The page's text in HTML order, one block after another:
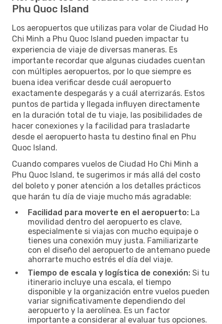
Phu Quoc Island
Los aeropuertos que utilizas para volar de Ciudad Ho
Chi Minh a Phu Quoc Island pueden impactar tu
experiencia de viaje de diversas maneras. Es
importante recordar que algunas ciudades cuentan
con múltiples aeropuertos, por lo que siempre es
buena idea verificar desde cuál aeropuerto
exactamente despegarás y a cuál aterrizarás. Estos
puntos de partida y llegada influyen directamente
en la duración total de tu viaje, las posibilidades de
hacer conexiones y la facilidad para trasladarte
desde el aeropuerto hasta tu destino final en Phu
Quoc Island.
Cuando compares vuelos de Ciudad Ho Chi Minh a
Phu Quoc Island, te sugerimos ir más allá del costo
del boleto y poner atención a los detalles prácticos
que harán tu día de viaje mucho más agradable:
Facilidad para moverte en el aeropuerto: La
movilidad dentro del aeropuerto es clave,
especialmente si viajas con mucho equipaje o
tienes una conexión muy justa. Familiarizarte
con el diseño del aeropuerto de antemano puede
ahorrarte mucho estrés el día del viaje.
Tiempo de escala y logística de conexión: Si tu
itinerario incluye una escala, el tiempo
disponible y la organización entre vuelos pueden
variar significativamente dependiendo del
aeropuerto y la aerolínea. Es un factor
importante a considerar al evaluar tus opciones.